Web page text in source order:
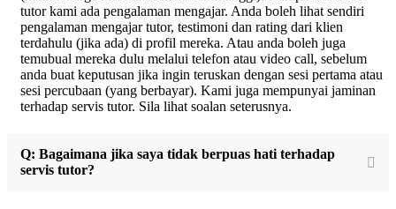
tutor kami ada pengalaman mengajar. Anda boleh lihat sendiri
pengalaman mengajar tutor, testimoni dan rating dari klien
terdahulu (jika ada) di profil mereka. Atau anda boleh juga
temubual mereka dulu melalui telefon atau video call, sebelum
anda buat keputusan jika ingin teruskan dengan sesi pertama atau
sesi percubaan (yang berbayar). Kami juga mempunyai jaminan
terhadap servis tutor. Sila lihat soalan seterusnya.
Q: Bagaimana jika saya tidak berpuas hati terhadap
servis tutor?